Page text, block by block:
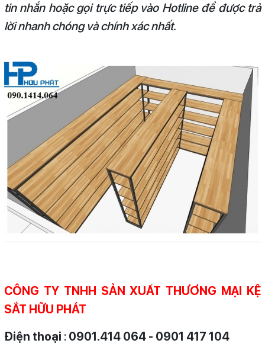
tin nhắn hoặc gọi trực tiếp vào Hotline để được trả
lời nhanh chóng và chính xác nhất.
CÔNG TY TNHH SẢN XUẤT THƯƠNG MẠI KỆ
SẮT HỮU PHÁT
Điện thoại : 0901.414 064 - 0901 417 104